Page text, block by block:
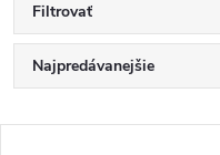
Filtrovať
R
a
Najpredávanejšie